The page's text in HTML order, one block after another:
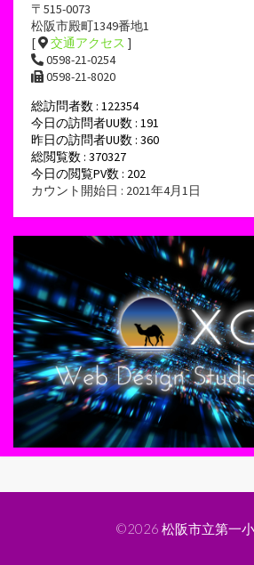
〒515-0073
松阪市殿町1349番地1
[
交通アクセス ]
0598-21-0254
0598-21-8020
総訪問者数 : 122354
今日の訪問者UU数 : 191
昨日の訪問者UU数 : 360
総閲覧数 : 370327
今日の閲覧PV数 : 202
カウント開始日 : 2021年4月1日
©2026 松阪市立第一